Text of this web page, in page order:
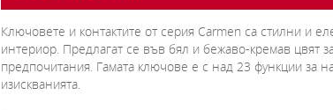
Ключовете и контактите от серия Carmen са стилни и
интериор. Предлагат се във бял и бежаво-кремав цвят
предпочитания. Гамата ключове е с над 23 функции за
изискванията.